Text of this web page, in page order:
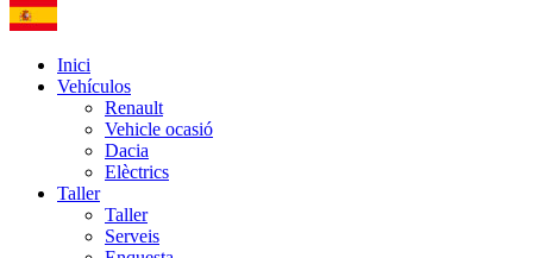
Inici
Vehículos
Renault
Vehicle ocasió
Dacia
Elèctrics
Taller
Taller
Serveis